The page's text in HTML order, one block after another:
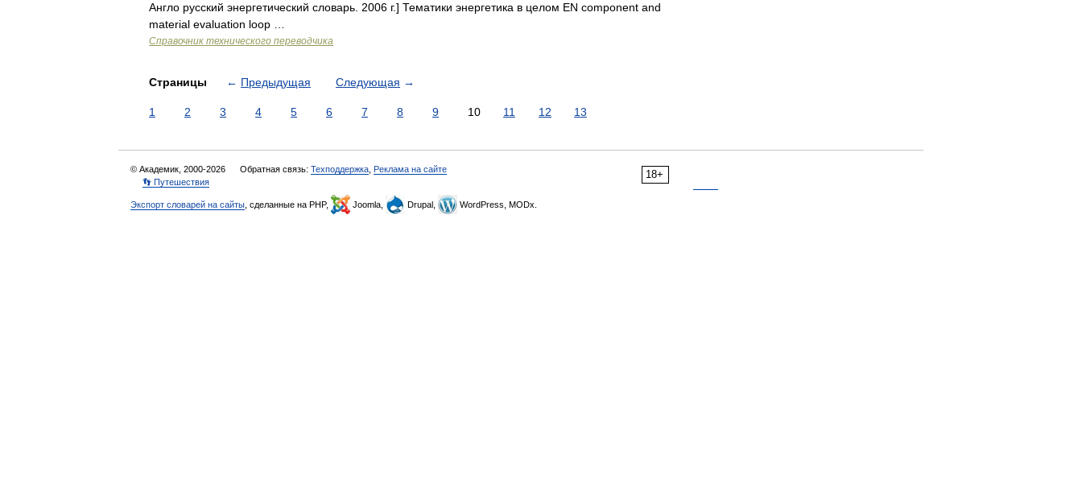
Англо русский энергетический словарь. 2006 г.] Тематики энергетика в целом EN component and
material evaluation loop …
Справочник технического переводчика
Страницы ← Предыдущая Следующая →
1 2 3 4 5 6 7 8 9 10 11 12 13
18+
© Академик, 2000-2026 Обратная связь: Техподдержка Реклама на сайте
👣 Путешествия
Экспорт словарей на сайты , сделанные на PHP, Joomla, Drupal, WordPress, MODx.